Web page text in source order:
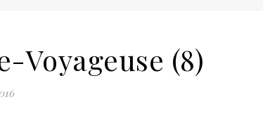
Voyageuse (8)